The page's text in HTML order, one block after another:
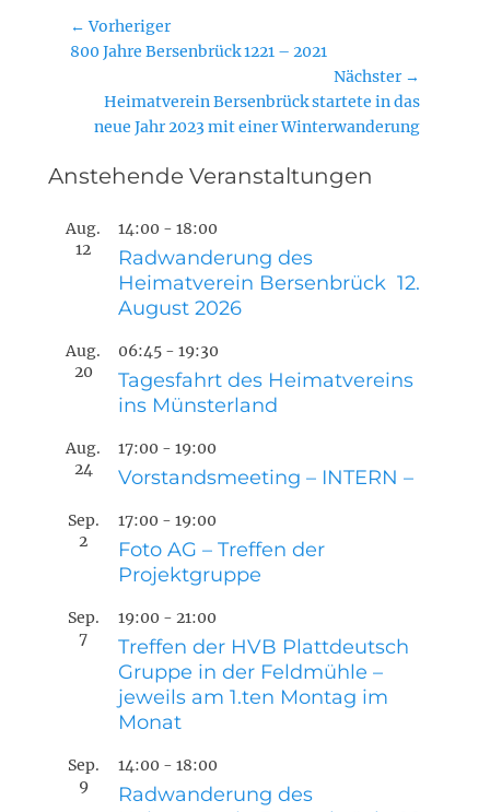
Beitragsnavigation
← Vorheriger
Vorheriger
800 Jahre Bersenbrück 1221 – 2021
Nächster →
Nächster
Beitrag:
Heimatverein Bersenbrück startete in das
neue Jahr 2023 mit einer Winterwanderung
Anstehende Veranstaltungen
Aug.
12
14:00 - 18:00
Radwanderung des
Heimatverein Bersenbrück 12.
August 2026
Aug.
20
06:45 - 19:30
Tagesfahrt des Heimatvereins
ins Münsterland
Aug.
24
17:00 - 19:00
Vorstandsmeeting – INTERN –
Sep.
2
17:00 - 19:00
Foto AG – Treffen der
Projektgruppe
Sep.
7
19:00 - 21:00
Treffen der HVB Plattdeutsch
Gruppe in der Feldmühle –
jeweils am 1.ten Montag im
Monat
Sep.
9
14:00 - 18:00
Radwanderung des